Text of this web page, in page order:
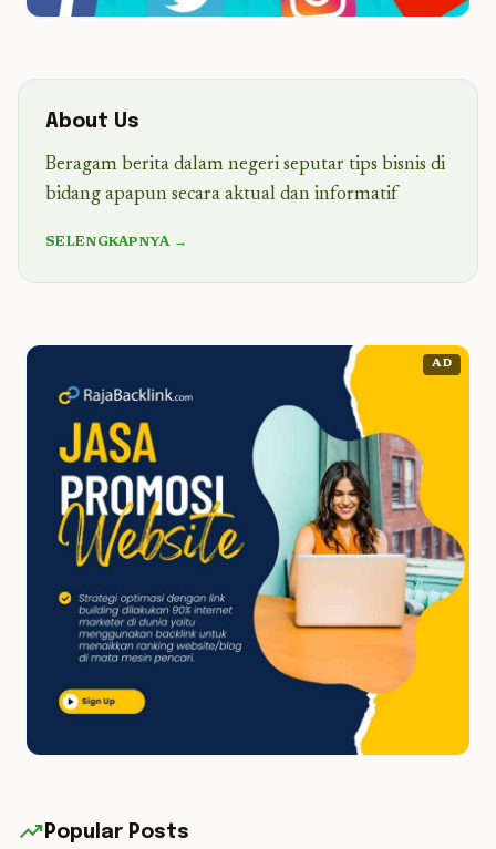
About Us
Beragam berita dalam negeri seputar tips bisnis di
bidang apapun secara aktual dan informatif
SELENGKAPNYA →
AD
trending_up Popular Posts